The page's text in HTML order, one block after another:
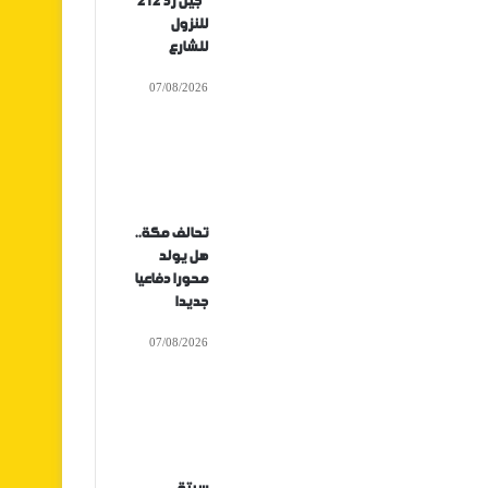
للنزول
للشارع
07/08/2026
تحالف مكة..
هل يولد
محورا دفاعيا
جديدا
07/08/2026